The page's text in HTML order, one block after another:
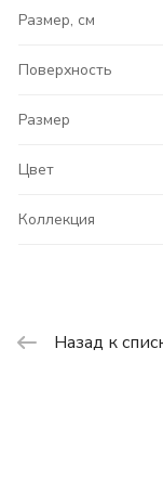
Размер, см
Поверхность
Размер
Цвет
Коллекция
Назад к